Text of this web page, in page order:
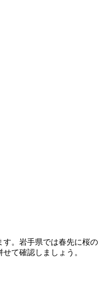
。岩手県では春先に桜の
て確認しましょう。